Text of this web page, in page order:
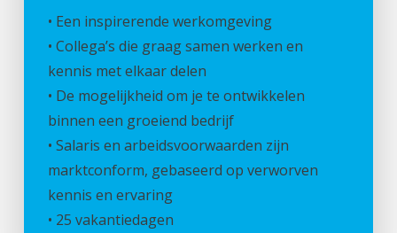
• Een inspirerende werkomgeving
• Collega’s die graag samen werken en
kennis met elkaar delen
• De mogelijkheid om je te ontwikkelen
binnen een groeiend bedrijf
• Salaris en arbeidsvoorwaarden zijn
marktconform, gebaseerd op verworven
kennis en ervaring
• 25 vakantiedagen